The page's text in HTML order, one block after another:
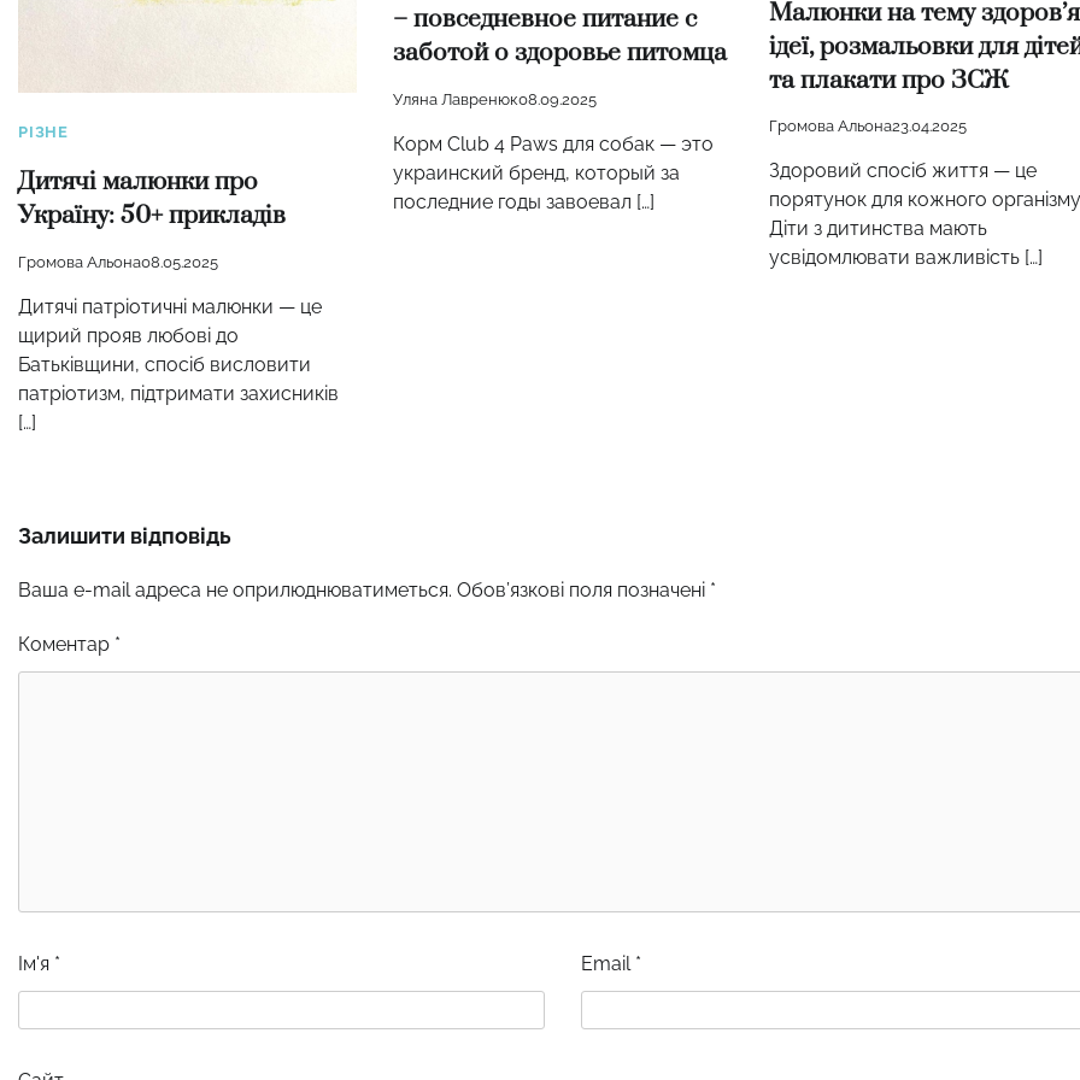
РІЗНЕ
Дитячі малюнки про
Україну: 50+ прикладів
Громова Альона08.05.2025
Дитячі патріотичні малюнки — це
щирий прояв любові до
Батьківщини, спосіб висловити
патріотизм, підтримати захисників
[…]
– повседневное питание с
заботой о здоровье питомца
Уляна Лавренюк08.09.2025
Корм Club 4 Paws для собак — это
украинский бренд, который за
последние годы завоевал […]
Малюнки на тему
ідеї, розмальовки для
та плакати про ЗСЖ
Громова Альона23.04.2025
Здоровий спосіб життя — це
порятунок для кожного
Діти з дитинства мають
усвідомлювати важливість […]
Залишити відповідь
Ваша e-mail адреса не оприлюднюватиметься. Обов’язкові поля позначені *
Коментар *
Ім'я * Email *